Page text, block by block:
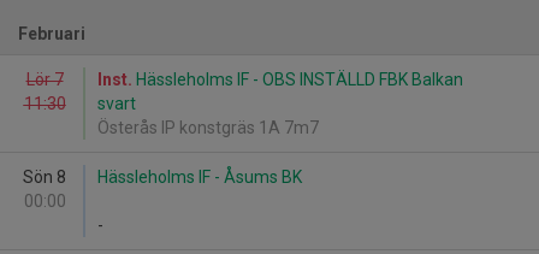
Februari
Lör 7
11:30
Inst. Hässleholms IF - OBS INSTÄLLD FBK Balkan
svart
Österås IP konstgräs 1A 7m7
Sön 8
00:00
Hässleholms IF - Åsums BK
-